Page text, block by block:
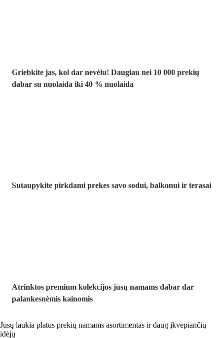
Griebkite jas, kol dar nevėlu! Daugiau nei 10 000 prekių
dabar su nuolaida iki 40 % nuolaida
Sutaupykite pirkdami prekes savo sodui, balkonui ir terasai
Atrinktos premium kolekcijos jūsų namams dabar dar
palankesnėmis kainomis
Jūsų laukia platus prekių namams asortimentas ir daug įkvepiančių
idėjų